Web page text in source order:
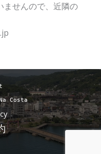
ませんので、近隣の
Costa